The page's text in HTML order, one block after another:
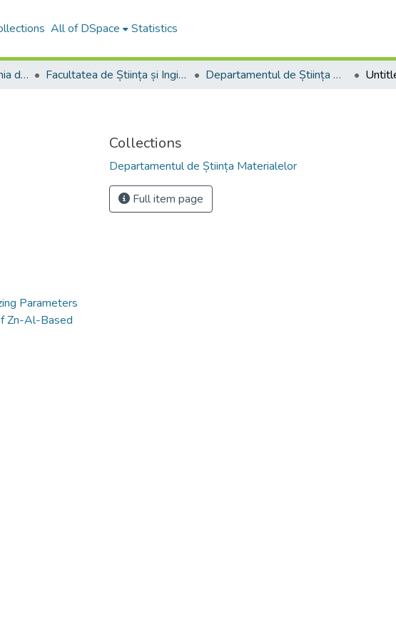
All of DSpace Statistics
Universitatea Transilvania din Brasov Facultatea de Știința și Ingineria Materialelor Departamentul de Știința Materialelor
Parameters
Zn-Al-Based
Collections
Departamentul de Știința Materialelor
Full item page